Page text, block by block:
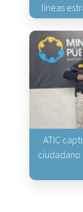
líneas
ATIC